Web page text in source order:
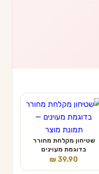
שטיחון מקלחת מחורר
בדוגמת מעוינים
₪ 39.90